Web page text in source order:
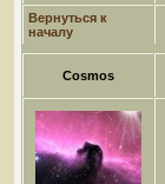
Вернуться к
началу
Cosmos